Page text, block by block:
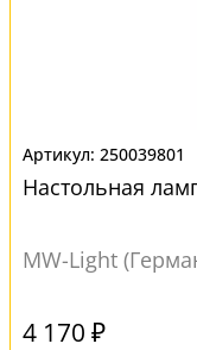
250039801
Настольная
MW-Light
4 170 ₽